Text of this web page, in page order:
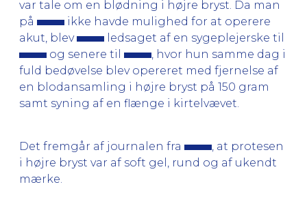
var tale om en blødning i højre bryst. Da man
på
ikke havde mulighed for at operere
akut, blev
ledsaget af en sygeplejerske til
og senere til
, hvor hun samme dag i
fuld bedøvelse blev opereret med fjernelse af
en blodansamling i højre bryst på 150 gram
samt syning af en flænge i kirtelvævet.
Det fremgår af journalen fra
, at protesen
i højre bryst var af soft gel, rund og af ukendt
mærke.